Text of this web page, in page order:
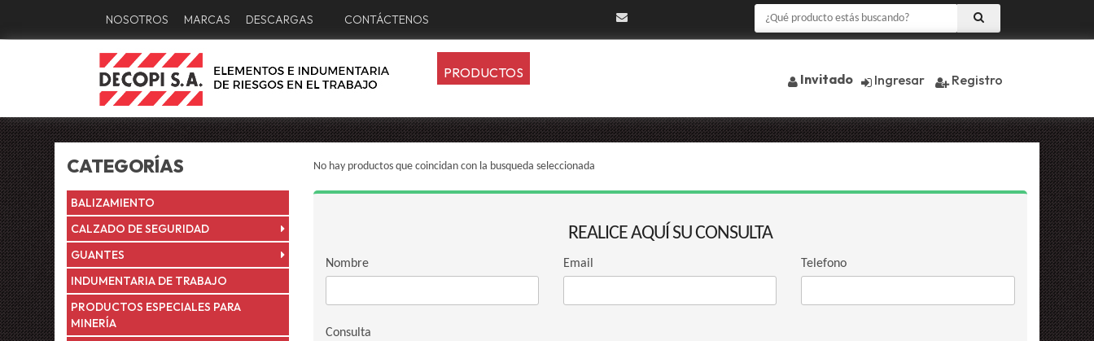
NOSOTROS MARCAS DESCARGAS CONTÁCTENOS
Invitado Ingresar Registro
PRODUCTOS
CATEGORÍAS
BALIZAMIENTO
CALZADO DE SEGURIDAD
GUANTES
INDUMENTARIA DE TRABAJO
PRODUCTOS ESPECIALES PARA
MINERÍA
No hay productos que coincidan con la busqueda seleccionada
REALICE AQUÍ SU CONSULTA
Nombre Email Telefono
Consulta